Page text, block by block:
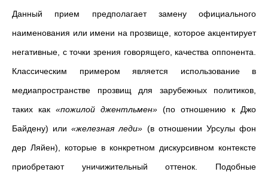
Данный прием предполагает замену официального
наименования или имени на прозвище, которое акцентирует
негативные, с точки зрения говорящего, качества оппонента.
Классическим примером является использование в
медиапространстве прозвищ для зарубежных политиков,
таких как «пожилой джентльмен» (по отношению к Джо
Байдену) или«железная леди» (в отношении Урсулы фон
дер Ляйен), которые в конкретном дискурсивном контексте
приобретают уничижительный оттенок. Подобные